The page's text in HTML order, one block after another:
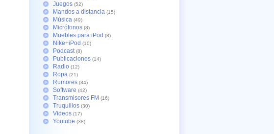
Juegos (52)
Mandos a distancia (15)
Música (49)
Micrófonos (8)
Muebles para iPod (8)
Nike+iPod (10)
Podcast (8)
Publicaciones (14)
Radio (12)
Ropa (21)
Rumores (84)
Software (42)
Transmisores FM (16)
Truquillos (30)
Videos (17)
Youtube (38)